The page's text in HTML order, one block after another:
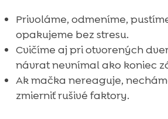
Privoláme, odmeníme,
opakujeme bez stresu.
Cvičíme aj pri otvorených
návrat nevnímal ako koniec
Ak mačka nereaguje,
zmierniť rušivé faktory.